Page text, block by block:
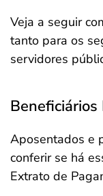
Veja a seguir
tanto para os
servidores
Beneficiários
Aposentados e
conferir se há
Extrato de